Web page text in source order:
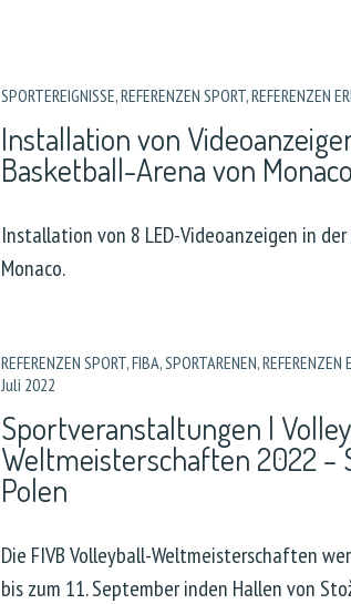
SPORTEREIGNISSE,REFERENZEN SPORT,REFERENZEN
Installation von
Basketball-Arena von Monaco
Installation von 8 LED-Videoanzeigen in
Monaco.
REFERENZEN SPORT,FIBA,SPORTARENEN,REFERENZEN
Juli 2022
Sportveranstaltungen |
Weltmeisterschaften 2022 –
Polen
Die FIVB Volleyball-Weltmeisterschaften
bis zum 11. September inden Hallen von